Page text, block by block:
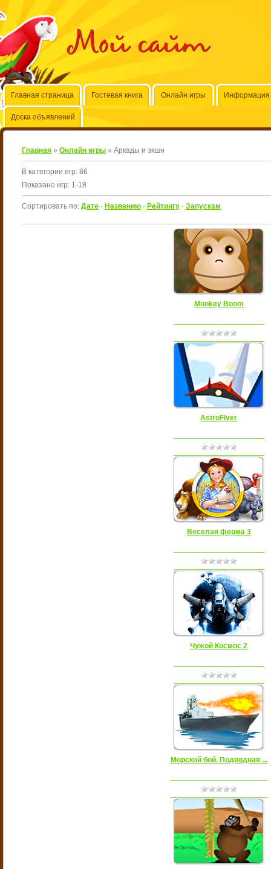
Мой сайт
Главная страница Гостевая книга Онлайн игры Информация
Доска объявлений
Главная » Онлайн игры » Аркады и экшн
В категории игр: 86
Показано игр: 1-18
Сортировать по: Дате · Названию · Рейтингу · Запускам
Monkey Boom
AstroFlyer
Веселая ферма 3
Чужой Космос 2
Морской бой. Подводная ...